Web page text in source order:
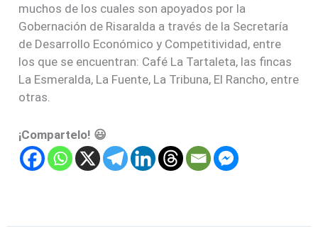
muchos de los cuales son apoyados por la
Gobernación de Risaralda a través de la Secretaría
de Desarrollo Económico y Competitividad, entre
los que se encuentran: Café La Tartaleta, las fincas
La Esmeralda, La Fuente, La Tribuna, El Rancho, entre
otras.
¡Compartelo! 😃